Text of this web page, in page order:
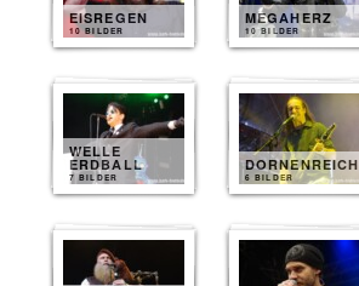
EISREGEN
10 BILDER
MEGAHERZ
10 BILDER
WELLE
ERDBALL
7 BILDER
DORNENREICH
6 BILDER